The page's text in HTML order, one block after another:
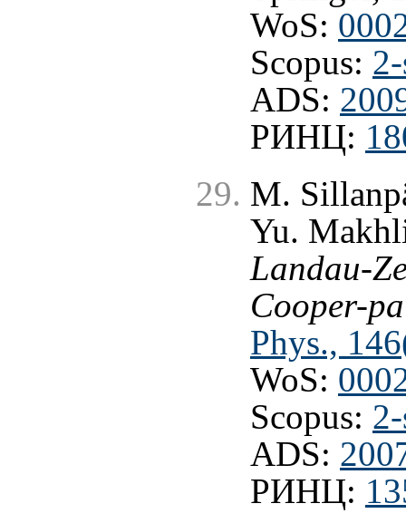
WoS:
Scopus:
ADS:
РИНЦ:
M.
Yu.
Landau-
Cooper-
Phys.,
WoS:
Scopus:
ADS:
РИНЦ: